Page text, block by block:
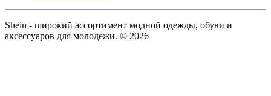
Shein - широкий ассортимент модной одежды, обуви и
аксессуаров для молодежи. © 2026